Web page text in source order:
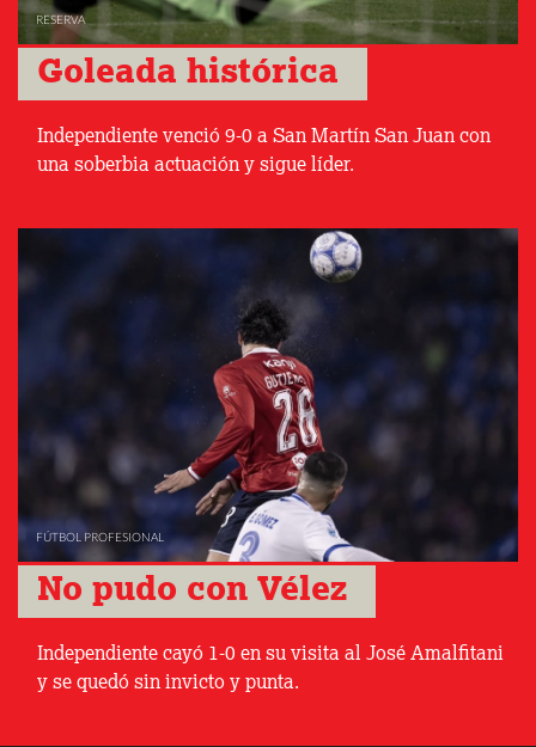
RESERVA
Goleada histórica
Independiente venció 9-0 a San Martín San Juan con
una soberbia actuación y sigue líder.
FÚTBOL PROFESIONAL
No pudo con Vélez
Independiente cayó 1-0 en su visita al José Amalfitani
y se quedó sin invicto y punta.